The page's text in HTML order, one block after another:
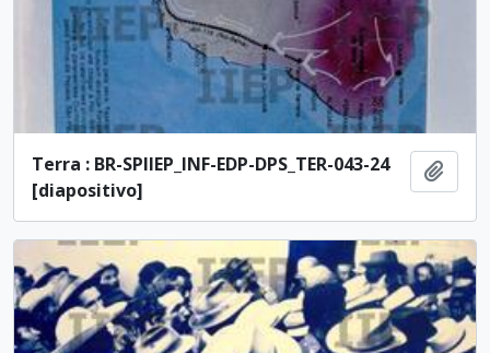
Terra : BR-SPIIEP_INF-EDP-DPS_TER-043-24
[diapositivo]